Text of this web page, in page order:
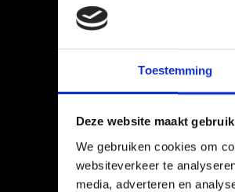
Toestemming
Deze website maakt
We gebruiken cookies om
websiteverkeer te
media, adverteren en